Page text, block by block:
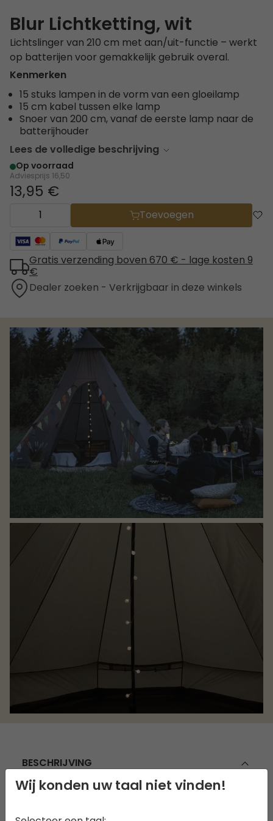
Blur Lichtketting, wit
Lichtslinger van 210 cm met aan/uit-functie – werkt
op batterijen voor gemakkelijk gebruik overal.
Kenmerken
15 stuks lampen in de vorm van een gloeilamp
15 cm kabel tussen elke lamp
Snoer van 200 cm, vanaf de eerste lamp naar de
batterijhouder
Lees de volledige beschrijving
Op voorraad
Adviesprijs 16,50
13,95 €
Toevoegen
Gratis verzending boven 670 € - lage kosten 9
€
Dealer zoeken - Verkrijgbaar in deze winkels
BESCHRIJVING
Creëer een warme, uitnodigende sfeer in je
Wij konden uw taal niet vinden!